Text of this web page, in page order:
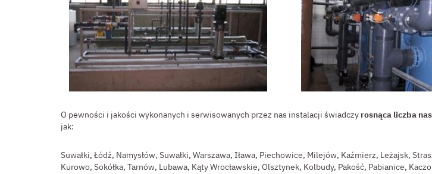
O pewności i jakości wykonanych i serwisowanych przez nas instalacji świadczy rosnąca liczba
jak:
Suwałki, Łódź, Namysłów, Suwałki, Warszawa, Iława, Piechowice, Milejów, Kaźmierz, Leżajsk,
Kurowo, Sokółka, Tarnów, Lubawa, Kąty Wrocławskie, Olsztynek, Kolbudy, Pakość, Pabianice,